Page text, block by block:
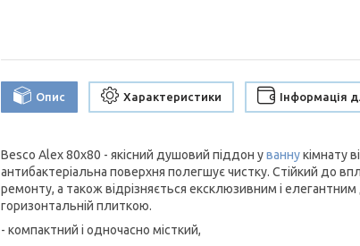
Опис Характеристики Інформація
Besco Alex 80x80 - якісний душовий піддон уваннукімнату
антибактеріальна поверхня полегшує чистку. Стійкий до
ремонту, а також відрізняється ексклюзивним і
горизонтальній плиткою.
- компактний і одночасно місткий,